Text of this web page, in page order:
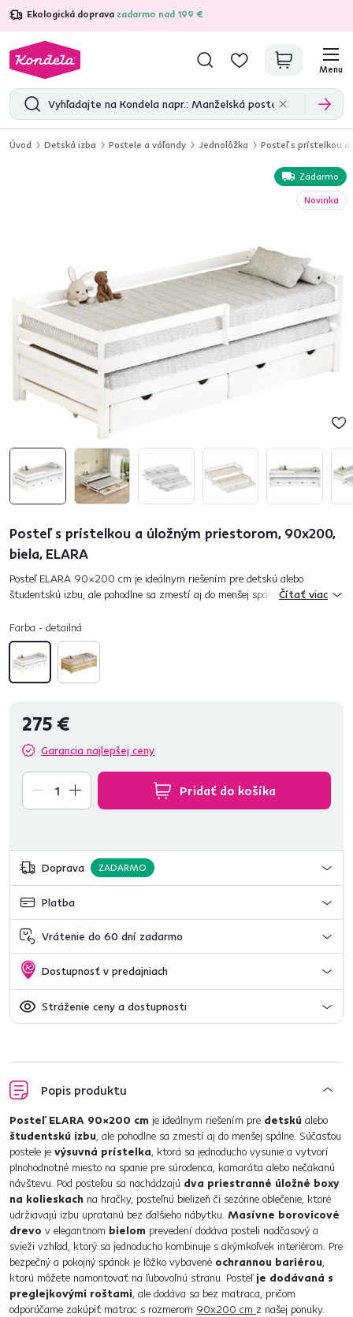
Ekologická doprava zadarmo nad 199 €
4,7 31 157overených produktových recenzií
Menu
Úvod Detská izba Postele a váľandy Jednolôžka Posteľ s prístelkou a
Zadarmo
Novinka
Posteľ s prístelkou a úložným priestorom, 90x200,
biela, ELARA
Posteľ ELARA 90×200 cm je ideálnym riešením pre detskú alebo
študentskú izbu, ale pohodlne sa zmestí aj do menšej spálne. Súčasťou
Čítať viac
Farba - detailná
275 €
Garancia najlepšej ceny
Pridať do košíka
Doprava ZADARMO
Platba
Vrátenie do 60 dní zadarmo
Dostupnosť v predajniach
Stráženie ceny a dostupnosti
Popis produktu
Posteľ ELARA 90×200 cm je ideálnym riešením pre detskú alebo
študentskú izbu, ale pohodlne sa zmestí aj do menšej spálne. Súčasťou
postele je výsuvná prístelka, ktorá sa jednoducho vysunie a vytvorí
plnohodnotné miesto na spanie pre súrodenca, kamaráta alebo nečakanú
návštevu. Pod posteľou sa nachádzajú dva priestranné úložné boxy
na kolieskach na hračky, posteľnú bielizeň či sezónne oblečenie, ktoré
udržiavajú izbu upratanú bez ďalšieho nábytku. Masívne borovicové
drevo v elegantnom bielom prevedení dodáva posteli nadčasový a
svieži vzhľad, ktorý sa jednoducho kombinuje s akýmkoľvek interiérom. Pre
bezpečný a pokojný spánok je lôžko vybavené ochrannou bariérou,
ktorú môžete namontovať na ľubovoľnú stranu. Posteľ je dodávaná s
preglejkovými roštami, ale dodáva sa bez matraca, pričom
odporúčame zakúpiť matrac s rozmerom 90x200 cm z našej ponuky.